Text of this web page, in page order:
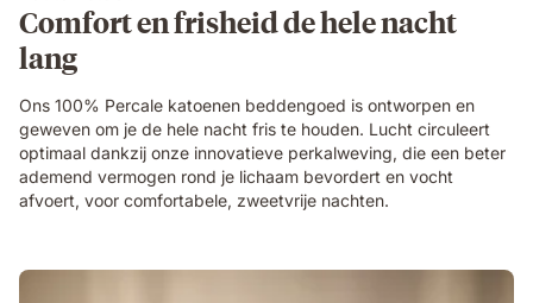
Comfort en frisheid de hele nacht
lang
Ons 100% Percale katoenen beddengoed is ontworpen en
geweven om je de hele nacht fris te houden. Lucht circuleert
optimaal dankzij onze innovatieve perkalweving, die een beter
ademend vermogen rond je lichaam bevordert en vocht
afvoert, voor comfortabele, zweetvrije nachten.